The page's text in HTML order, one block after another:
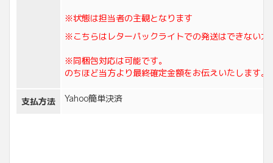
※状態は担当者の主観となります
※こちらはレターパックライトでの発送はできない大
※同梱包対応は可能です。
のちほど当方より最終確定金額をお伝えいたします。
支払方法 Yahoo簡単決済